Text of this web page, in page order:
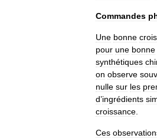
Commandes
Une bonne
pour une bonne
synthétiques
on observe
nulle sur les
d’ingrédients
croissance
Ces